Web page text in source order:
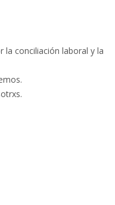
la conciliación laboral y la